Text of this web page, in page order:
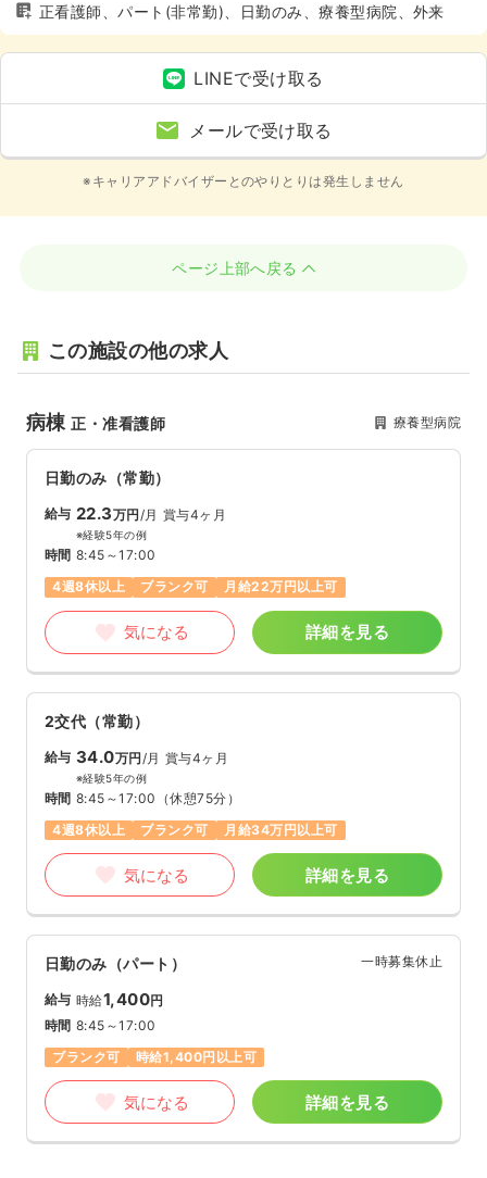
正看護師、パート(非常勤)、日勤のみ、療養型病院、外来
LINEで受け取る
メールで受け取る
※キャリアアドバイザーとのやりとりは発生しません
ページ上部へ戻る
この施設の他の求人
病棟正・准看護師 療養型病院
日勤のみ（常勤）
給与 22.3万円/月 賞与4ヶ月
※経験5年の例
時間 8:45～17:00
4週8休以上
ブランク可 月給22万円以上可
気になる 詳細を見る
2交代（常勤）
給与 34.0万円 /月 賞与4ヶ月
※経験5年の例
時間 8:45～17:00 （休憩75分）
4週8休以上
ブランク可 月給34万円以上可
気になる 詳細を見る
日勤のみ（パート） 一時募集休止
給与 時給1,400円
時間 8:45～17:00
ブランク可
時給1,400円以上可
気になる 詳細を見る